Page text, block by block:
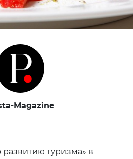
Magazine
туризма» в